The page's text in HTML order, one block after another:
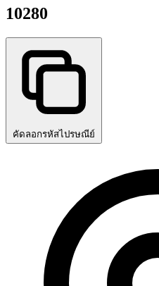
10280
คัดลอกรหัสไปรษณีย์